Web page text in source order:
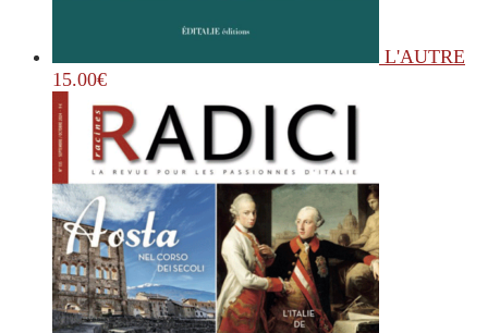
L'AUTRE
15.00€